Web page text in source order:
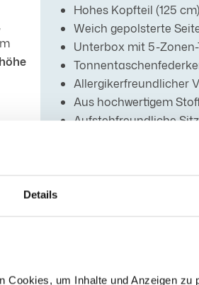
Details
um Inhalte und Anzeigen zu
Hohes Kopfteil (125 cm)
Weich gepolsterte
Unterbox mit 5-
Allergikerfreundlicher
Aus hochwertigem
Aufstehfreundliche
Handgefertigt aus
In verschiedenen